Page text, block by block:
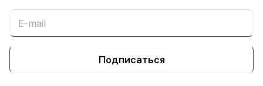
Подписаться